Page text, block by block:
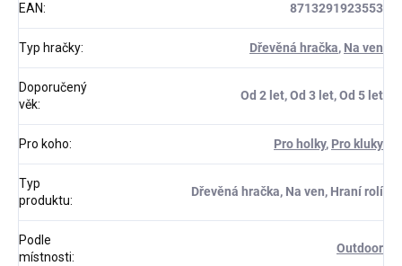
EAN: 8713291923553
Typ hračky: Dřevěná hračka, Na ven
Doporučený
věk:
Od 2 let, Od 3 let, Od 5 let
Pro koho: Pro holky, Pro kluky
Typ
produktu:
Dřevěná hračka, Na ven, Hraní rolí
Podle
místnosti:
Outdoor